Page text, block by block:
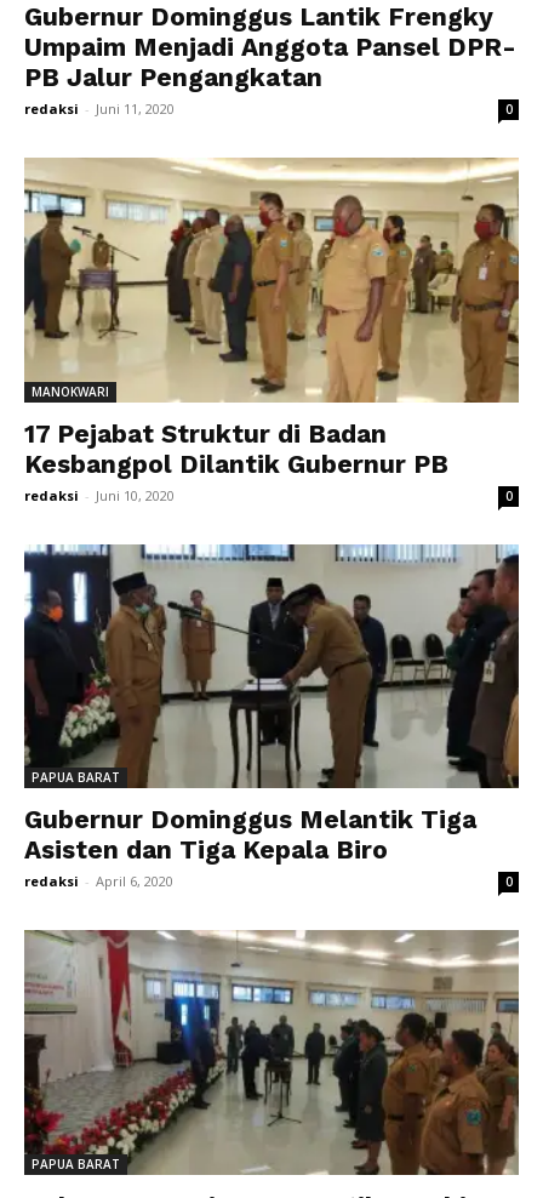
Gubernur Dominggus Lantik Frengky
Umpaim Menjadi Anggota Pansel DPR-
PB Jalur Pengangkatan
redaksi - Juni 11, 2020 0
MANOKWARI
17 Pejabat Struktur di Badan
Kesbangpol Dilantik Gubernur PB
redaksi - Juni 10, 2020 0
PAPUA BARAT
Gubernur Dominggus Melantik Tiga
Asisten dan Tiga Kepala Biro
redaksi - April 6, 2020 0
PAPUA BARAT